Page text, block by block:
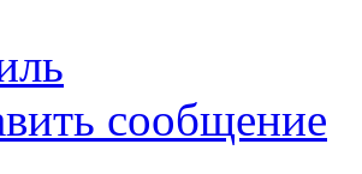
сообщение